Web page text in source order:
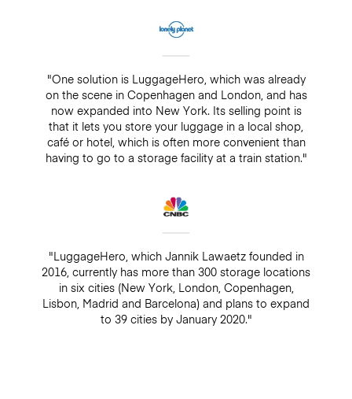
"One solution is LuggageHero, which was already
on the scene in Copenhagen and London, and has
now expanded into New York. Its selling point is
that it lets you store your luggage in a local shop,
café or hotel, which is often more convenient than
having to go to a storage facility at a train station."
"LuggageHero, which Jannik Lawaetz founded in
2016, currently has more than 300 storage locations
in six cities (New York, London, Copenhagen,
Lisbon, Madrid and Barcelona) and plans to expand
to 39 cities by January 2020."